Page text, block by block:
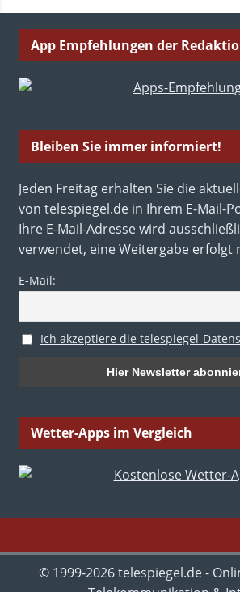
App Empfehlungen der
Bleiben Sie immer informiert!
Jeden Freitag erhalten Sie die
von telespiegel.de in Ihrem E-Mail-
Ihre E-Mail-Adresse wird
verwendet, eine Weitergabe erfolgt
E-Mail:
Ich akzeptiere die telespiegel-
Wetter-Apps im Vergleich
© 1999-2026 telespiegel.de -